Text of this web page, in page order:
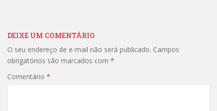
DEIXE UM COMENTÁRIO
O seu endereço de e-mail não será publicado. Campos
obrigatórios são marcados com *
Comentário *